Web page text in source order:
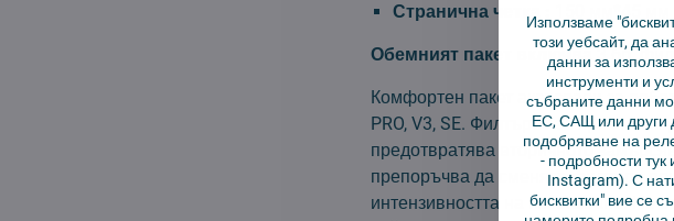
Странична четка :
150 мм*45 мм
Обемният пакет включва3 бр.
Комфортен пакет аксесоари за
PRO, V3, SE. Филтърът за прах
предотвратява вторичното
препоръчва да сменяте филтъра
интензивността на използване. Не
Използваме
този уебсайт, да
данни за
инструменти и
събраните данни
ЕС, САЩ или други
подобряване на
- подробности тук
Instagram). С
бисквитки" вие се